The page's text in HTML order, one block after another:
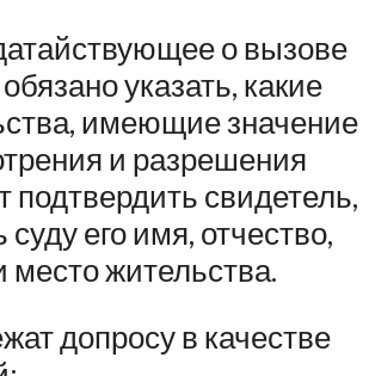
о вызове
указать, какие
имеющие значение
и разрешения
подтвердить свидетель,
его имя, отчество,
жительства.
допросу в качестве